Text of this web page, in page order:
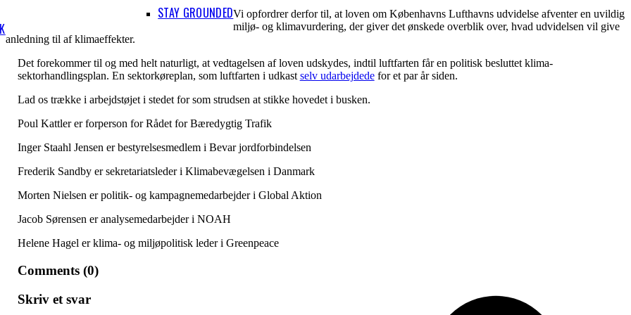
STAY GROUNDEDVi opfordrer derfor til, at loven om Københavns Lufthavns udvidelse afventer en uvildig
miljø- og klimavurdering, der giver det ønskede overblik over, hvad udvidelsen vil give
anledning til af klimaeffekter.
Det forekommer til og med helt naturligt, at vedtagelsen af loven udskydes, indtil luftfarten får en politisk besluttet klima-
sektorhandlingsplan. En sektorkøreplan, som luftfarten i udkast selv udarbejdedefor et par år siden.
Lad os trække i arbejdstøjet i stedet for som strudsen at stikke hovedet i busken.
Poul Kattler er forperson for Rådet for Bæredygtig Trafik
Inger Staahl Jensen er bestyrelsesmedlem i Bevar jordforbindelsen
Frederik Sandby er sekretariatsleder i Klimabevægelsen i Danmark
Morten Nielsen er politik- og kampagnemedarbejder i Global Aktion
Jacob Sørensen er analysemedarbejder i NOAH
Helene Hagel er klima- og miljøpolitisk leder i Greenpeace
Comments (0)
Skriv et svar